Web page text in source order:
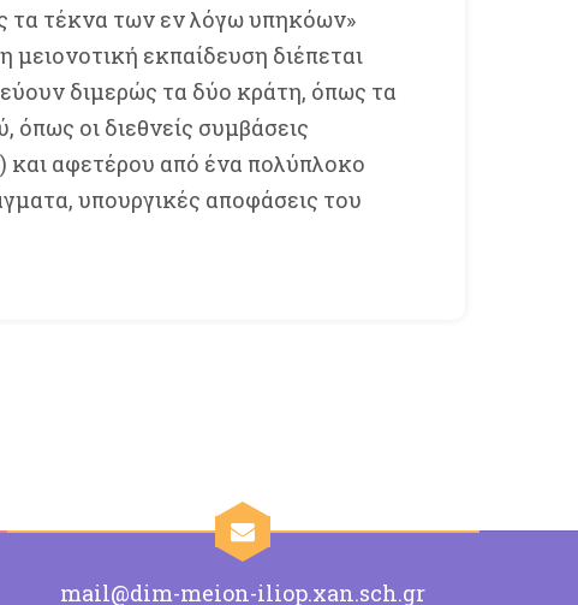
τα τέκνα των εν λόγω υπηκόων»
εκπαίδευση διέπεται
διμερώς τα δύο κράτη, όπως τα
όπως οι διεθνείς συμβάσεις
αφετέρου από ένα πολύπλοκο
υπουργικές αποφάσεις του
mail@dim-meion-iliop.xan.sch.gr